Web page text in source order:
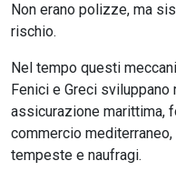
Non erano polizze, ma
rischio.
Nel tempo questi
Fenici e Greci
assicurazione marittima,
commercio
tempeste e naufragi.